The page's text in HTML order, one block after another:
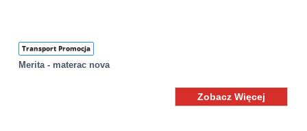
Transport Promocja
Merita - materac nova
Zobacz Więcej